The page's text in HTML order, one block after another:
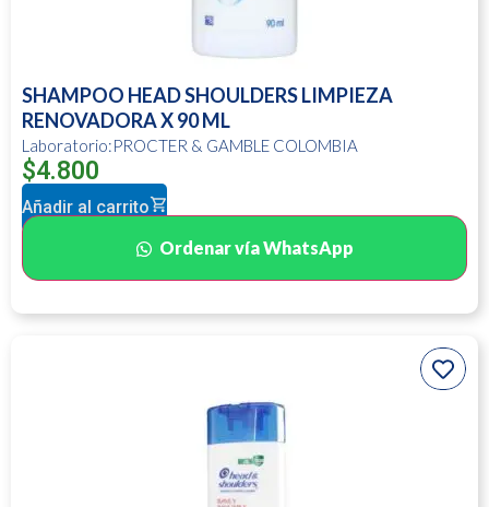
SHAMPOO HEAD SHOULDERS LIMPIEZA
RENOVADORA X 90 ML
Laboratorio:PROCTER & GAMBLE COLOMBIA
$4.800
Añadir al carrito
Ordenar vía WhatsApp